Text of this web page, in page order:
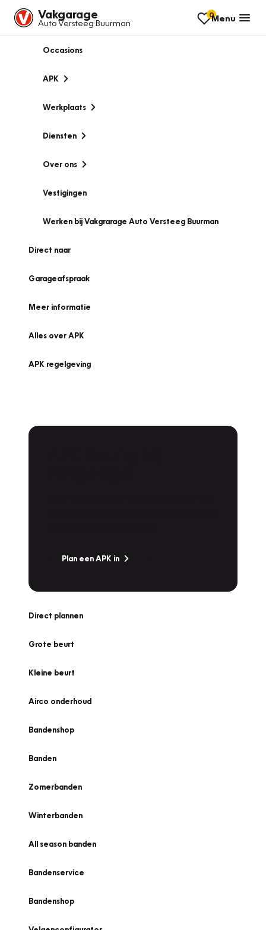
Vakgarage
Auto Versteeg Buurman
0Menu
Occasions
APK
Werkplaats
Diensten
Over ons
Vestigingen
Werken bij Vakgrarage Auto Versteeg Buurman
Direct naar
Garageafspraak
Meer informatie
Alles over APK
APK regelgeving
Plan een APK in
Direct plannen
Grote beurt
Kleine beurt
Airco onderhoud
Bandenshop
Banden
Zomerbanden
Winterbanden
All season banden
Bandenservice
Bandenshop